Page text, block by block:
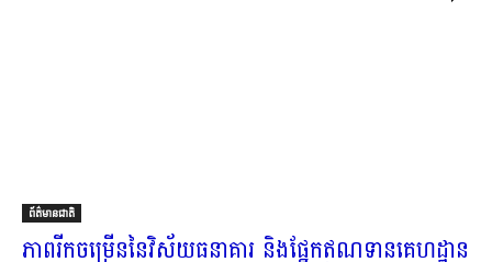
ព័ត៌មានជាតិ
​ភាព​រីកចម្រើន​នៃ​វិស័យ​ធនាគារ និង​ផ្នែក​ឥណទាន​គេហដ្ឋាន